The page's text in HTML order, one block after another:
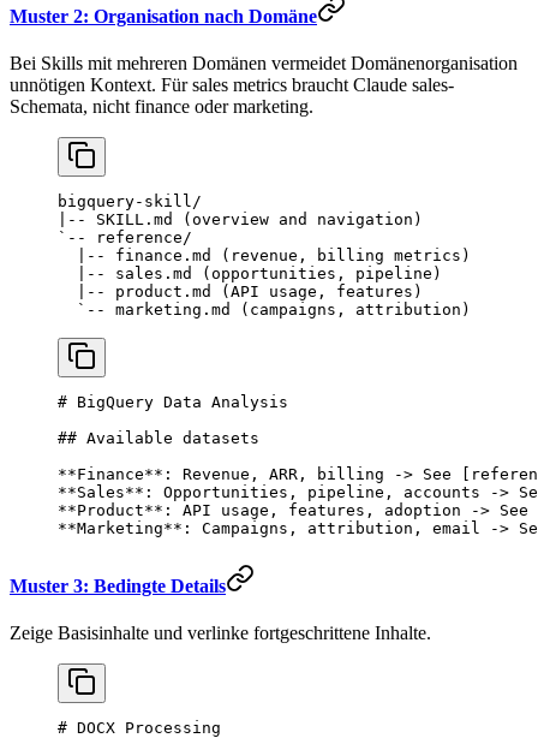
Muster 2: Organisation nach Domäne
Bei Skills mit mehreren Domänen vermeidet Domänenorganisation
unnötigen Kontext. Für sales metrics braucht Claude sales-
Schemata, nicht finance oder marketing.
bigquery-skill/
|-- SKILL.md (overview and navigation)
`-- reference/
  |-- finance.md (revenue, billing metrics)
  |-- sales.md (opportunities, pipeline)
  |-- product.md (API usage, features)
  `-- marketing.md (campaigns, attribution)
# BigQuery Data Analysis
## Available datasets
**Finance** : Revenue, ARR, billing -> See [
**Sales** : Opportunities, pipeline, accounts ->
**Product** : API usage, features, adoption ->
**Marketing** : Campaigns, attribution, email ->
Muster 3: Bedingte Details
Zeige Basisinhalte und verlinke fortgeschrittene Inhalte.
# DOCX Processing